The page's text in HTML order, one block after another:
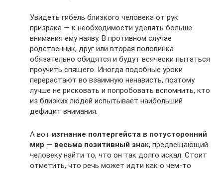
Увидеть гибель близкого человека от рук
призрака — к необходимости уделять больше
внимания ему наяву. В противном случае
родственник, друг или вторая половинка
обязательно обидятся и будут всячески пытаться
проучить спящего. Иногда подобные уроки
перерастают во взаимную ненависть, поэтому
лучше не рисковать и попробовать вспомнить, кто
из близких людей испытывает наибольший
дефицит внимания.
А вот изгнание полтергейста в потусторонний
мир — весьма позитивный знак, предвещающий
человеку найти то, что он так долго искал. Стоит
отметить, что речь может идти как о чем-то